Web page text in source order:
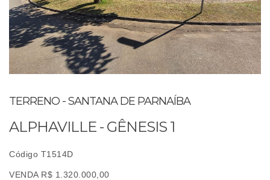
TERRENO - SANTANA DE PARNAÍBA
ALPHAVILLE - GÊNESIS 1
Código T1514D
VENDA R$ 1.320.000,00